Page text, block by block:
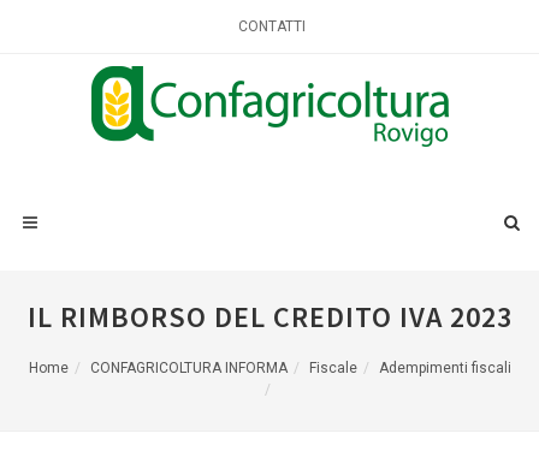
CONTATTI
IL RIMBORSO DEL CREDITO IVA 2023
Home CONFAGRICOLTURA INFORMA Fiscale Adempimenti fiscali